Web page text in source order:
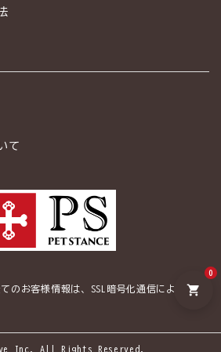
shopping_cart
0
て
のお客様情報は、SSL暗号化通信によって保
Inc. All Rights Reserved.